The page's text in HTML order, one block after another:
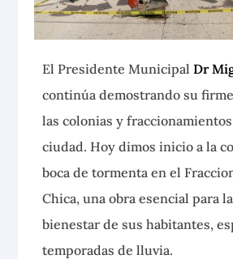
El Presidente MunicipalDr
continúa demostrando su
las colonias y
ciudad. Hoy dimos inicio a la
boca de tormenta en el
Chica, una obra esencial para
bienestar de sus habitantes,
temporadas de lluvia.